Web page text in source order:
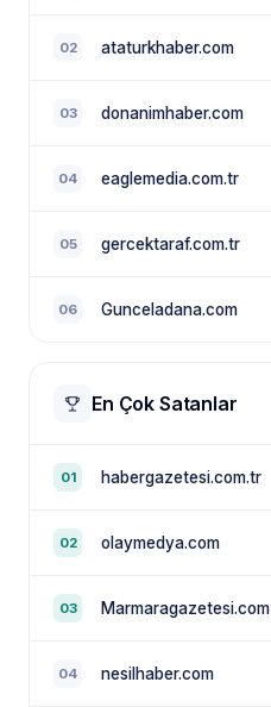
02 ataturkhaber.com
03 donanimhaber.com
04 eaglemedia.com.tr
05 gercektaraf.com.tr
06 Gunceladana.com
En Çok Satanlar
01 habergazetesi.com.tr
02 olaymedya.com
03 Marmaragazetesi.com
04 nesilhaber.com